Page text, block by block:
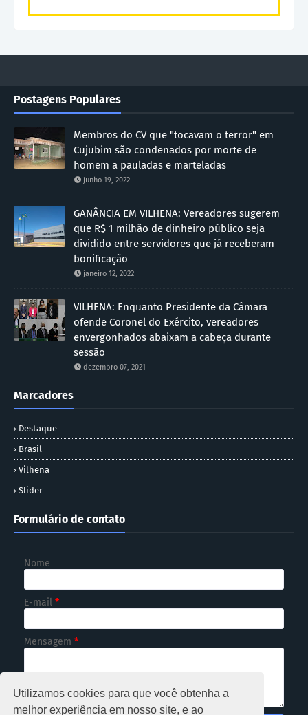
Utilizamos cookies para que você obtenha a
melhor experiência em nosso site, e ao
Postagens Populares
Membros do CV que "tocavam o terror" em
Cujubim são condenados por morte de
homem a pauladas e marteladas
junho 19, 2022
GANÂNCIA EM VILHENA: Vereadores sugerem
que R$ 1 milhão de dinheiro público seja
dividido entre servidores que já receberam
bonificação
janeiro 12, 2022
VILHENA: Enquanto Presidente da Câmara
ofende Coronel do Exército, vereadores
envergonhados abaixam a cabeça durante
sessão
dezembro 07, 2021
Marcadores
Destaque
Brasil
Vilhena
Slider
Formulário de contato
Nome
E-mail *
Mensagem *